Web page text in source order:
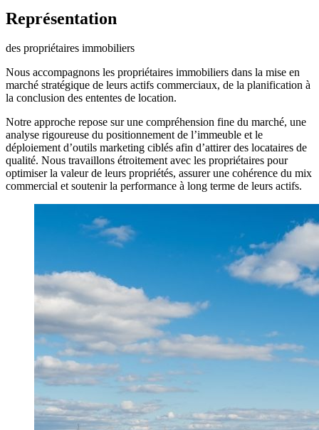
Représentation
des propriétaires immobiliers
Nous accompagnons les propriétaires immobiliers dans la mise en
marché stratégique de leurs actifs commerciaux, de la planification à
la conclusion des ententes de location.
Notre approche repose sur une compréhension fine du marché, une
analyse rigoureuse du positionnement de l’immeuble et le
déploiement d’outils marketing ciblés afin d’attirer des locataires de
qualité. Nous travaillons étroitement avec les propriétaires pour
optimiser la valeur de leurs propriétés, assurer une cohérence du mix
commercial et soutenir la performance à long terme de leurs actifs.